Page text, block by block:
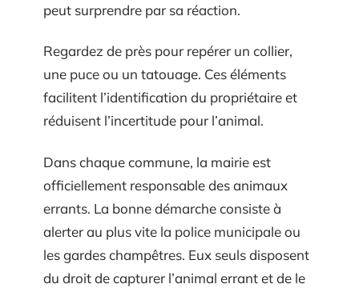
peut surprendre par sa réaction.
Regardez de près pour repérer un collier,
une puce ou un tatouage. Ces éléments
facilitent l’identification du propriétaire et
réduisent l’incertitude pour l’animal.
Dans chaque commune, la mairie est
officiellement responsable des animaux
errants. La bonne démarche consiste à
alerter au plus vite la police municipale ou
les gardes champêtres. Eux seuls disposent
du droit de capturer l’animal errant et de le